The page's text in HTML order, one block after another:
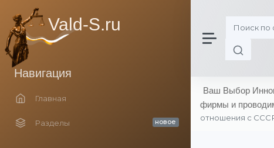
Vald-S.ru
Навигация
Главная
Разделы новое
Ваш Выбор
фирмы и
отношения с